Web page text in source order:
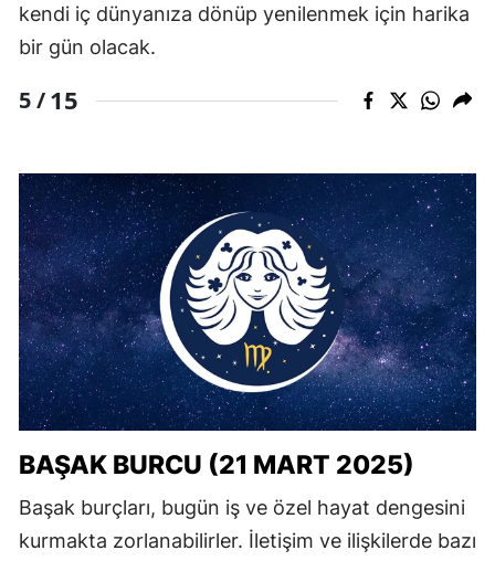
kendi iç dünyanıza dönüp yenilenmek için harika
bir gün olacak.
5 /15
BAŞAK BURCU (21 MART 2025)
Başak burçları, bugün iş ve özel hayat dengesini
kurmakta zorlanabilirler. İletişim ve ilişkilerde bazı